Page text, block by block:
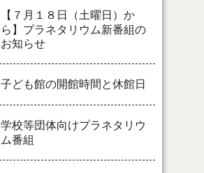
【７月１８日（土曜日）か
ら】プラネタリウム新番組の
お知らせ
子ども館の開館時間と休館日
学校等団体向けプラネタリウ
ム番組